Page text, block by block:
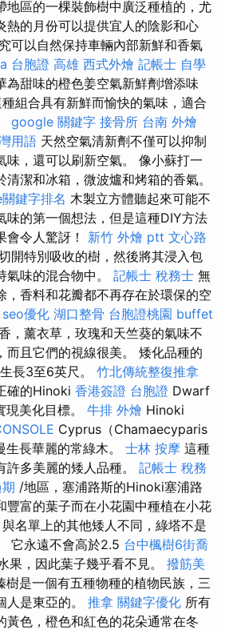
地區的一棵裝飾樹中廣泛種植的，尤
熱的月份可以提供宜人的陰影和心
可以自然保持車輛內部新鮮和香氣
台胞證 高雄 西式外燴 記帳士 自學
為甜味的橙色姜空氣新鮮劑增添味
組合具有新鮮而愉快的氣味，適合
google 關鍵字 接骨所 台南 外燴
用語 天然空氣清新劑不僅可以抑制
味，還可以刷新空氣。 像小蘇打一
潔和冰箱，微波爐和烤箱的香氣。
鍵字排名 木製立方體聽起來可能不
味的第一個想法，但是這種DIY方法
會令人驚訝！ 新竹 外燴 ptt 文心路
開特別吸收的樹，然後將其浸入包
氣味的混合物中。 記帳士 稅務士 無
，香料和花瓣都不再存在於環保的空
seo優化 湖口整骨 台胞證桃園 buffet
，薰衣草，玫瑰和天竺葵的氣味不
而且它們的視線很美。 矮化品種的
長3至6英尺。 竹北傳統整復推拿
確的Hinoki 香港簽證 台胞證 Dwarf
美化目標。 牛排 外燴 Hinoki
Cyprus（Chamaecyparis
長華麗的常綠木。 士林 按摩 這種
多美麗的矮人品種。 記帳士 稅務
/地區，塞浦路斯的Hinoki塞浦路
豐富的葉子而在小花園中種植在小花
與名單上的其他矮人不同，綠塔不是
它永遠不會高於2.5 台中楓樹6街喬
果，因此葉子幾乎看不見。 撥筋美
樹是一個有五種物種的植物民族，三
人是東亞的。 推拿 關鍵字優化 所有
黃色，橙色和紅色的花朵通常在冬